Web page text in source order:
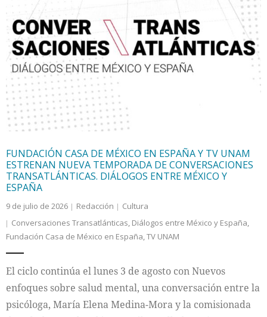
Nacional
Colaboradores
Internacional
Cultura
FUNDACIÓN CASA DE MÉXICO EN ESPAÑA Y TV UNAM
ESTRENAN NUEVA TEMPORADA DE CONVERSACIONES
TRANSATLÁNTICAS. DIÁLOGOS ENTRE MÉXICO Y
ESPAÑA
9 de julio de 2026 Redacción
Cultura
Conversaciones Transatlánticas, Diálogos entre México y España,
Fundación Casa de México en España,TV UNAM
El ciclo continúa el lunes 3 de agosto con Nuevos
enfoques sobre salud mental, una conversación entre la
psicóloga, María Elena Medina-Mora y la comisionada